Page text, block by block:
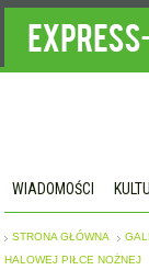
WIADOMOŚCI
STRONA GŁÓWNA
HALOWEJ PIŁCE NOŻNEJ